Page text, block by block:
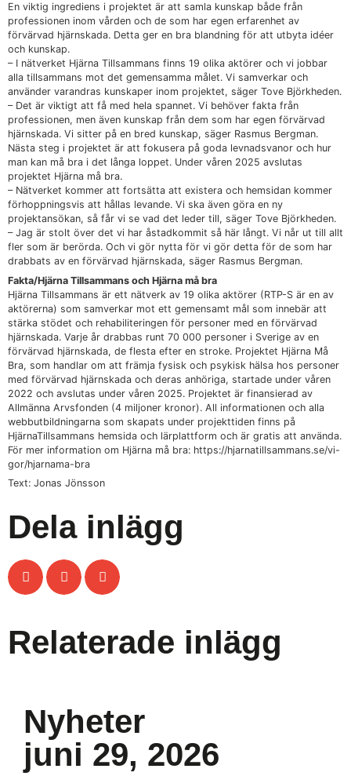
En viktig ingrediens i projektet är att samla kunskap både från
professionen inom vården och de som har egen erfarenhet av
förvärvad hjärnskada. Detta ger en bra blandning för att utbyta idéer
och kunskap.
– I nätverket Hjärna Tillsammans finns 19 olika aktörer och vi jobbar
alla tillsammans mot det gemensamma målet. Vi samverkar och
använder varandras kunskaper inom projektet, säger Tove Björkheden.
– Det är viktigt att få med hela spannet. Vi behöver fakta från
professionen, men även kunskap från dem som har egen förvärvad
hjärnskada. Vi sitter på en bred kunskap, säger Rasmus Bergman.
Nästa steg i projektet är att fokusera på goda levnadsvanor och hur
man kan må bra i det långa loppet. Under våren 2025 avslutas
projektet Hjärna må bra.
– Nätverket kommer att fortsätta att existera och hemsidan kommer
förhoppningsvis att hållas levande. Vi ska även göra en ny
projektansökan, så får vi se vad det leder till, säger Tove Björkheden.
– Jag är stolt över det vi har åstadkommit så här långt. Vi når ut till allt
fler som är berörda. Och vi gör nytta för vi gör detta för de som har
drabbats av en förvärvad hjärnskada, säger Rasmus Bergman.
Fakta/Hjärna Tillsammans och Hjärna må bra
Hjärna Tillsammans är ett nätverk av 19 olika aktörer (RTP-S är en av
aktörerna) som samverkar mot ett gemensamt mål som innebär att
stärka stödet och rehabiliteringen för personer med en förvärvad
hjärnskada. Varje år drabbas runt 70 000 personer i Sverige av en
förvärvad hjärnskada, de flesta efter en stroke. Projektet Hjärna Må
Bra, som handlar om att främja fysisk och psykisk hälsa hos personer
med förvärvad hjärnskada och deras anhöriga, startade under våren
2022 och avslutas under våren 2025. Projektet är finansierad av
Allmänna Arvsfonden (4 miljoner kronor). All informationen och alla
webbutbildningarna som skapats under projekttiden finns på
HjärnaTillsammans hemsida och lärplattform och är gratis att använda.
För mer information om Hjärna må bra: https://hjarnatillsammans.se/vi-
gor/hjarnama-bra
Text: Jonas Jönsson
Dela inlägg
Relaterade inlägg
Nyheter
juni 29, 2026